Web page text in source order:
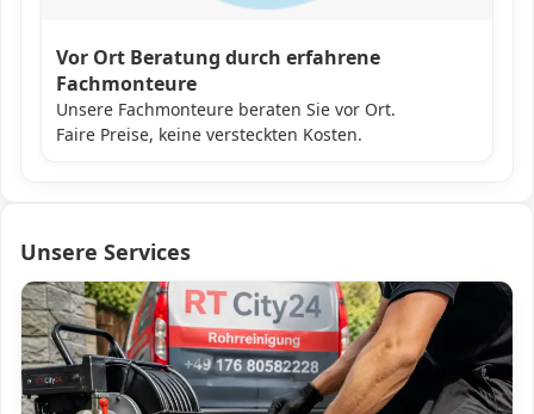
Vor Ort Beratung durch erfahrene
Fachmonteure
Unsere Fachmonteure beraten Sie vor Ort.
Faire Preise, keine versteckten Kosten.
Unsere Services